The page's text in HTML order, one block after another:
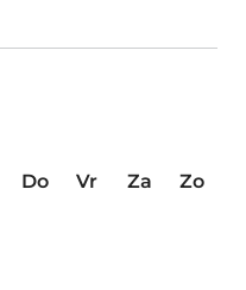
Do Vr Za
Zo